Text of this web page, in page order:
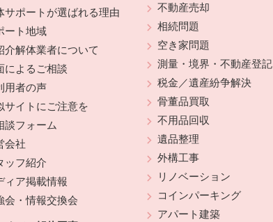
サポートが選ばれる理由
ート地域
介解体業者について
によるご相談
用者の声
サイトにご注意を
談フォーム
会社
ッフ紹介
ィア掲載情報
会・情報交換会
不動産売却
相続問題
空き家問題
測量・境界・不動産登記
税金／遺産紛争解決
骨董品買取
不用品回収
遺品整理
外構工事
リノベーション
コインパーキング
アパート建築